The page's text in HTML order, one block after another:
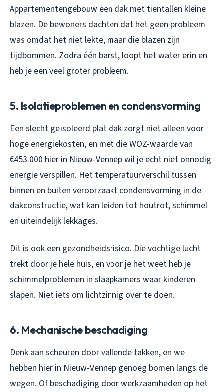
Appartementengebouw een dak met tientallen kleine
blazen. De bewoners dachten dat het geen probleem
was omdat het niet lekte, maar die blazen zijn
tijdbommen. Zodra één barst, loopt het water erin en
heb je een veel groter probleem.
5. Isolatieproblemen en condensvorming
Een slecht geïsoleerd plat dak zorgt niet alleen voor
hoge energiekosten, en met die WOZ-waarde van
€453.000 hier in Nieuw-Vennep wil je echt niet onnodig
energie verspillen. Het temperatuurverschil tussen
binnen en buiten veroorzaakt condensvorming in de
dakconstructie, wat kan leiden tot houtrot, schimmel
en uiteindelijk lekkages.
Dit is ook een gezondheidsrisico. Die vochtige lucht
trekt door je hele huis, en voor je het weet heb je
schimmelproblemen in slaapkamers waar kinderen
slapen. Niet iets om lichtzinnig over te doen.
6. Mechanische beschadiging
Denk aan scheuren door vallende takken, en we
hebben hier in Nieuw-Vennep genoeg bomen langs de
wegen. Of beschadiging door werkzaamheden op het